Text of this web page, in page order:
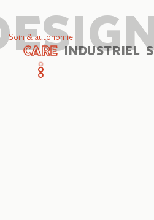
Bienvenue sur le site de Cyril
CARE
Soin & autonomie
INDUSTRIEL